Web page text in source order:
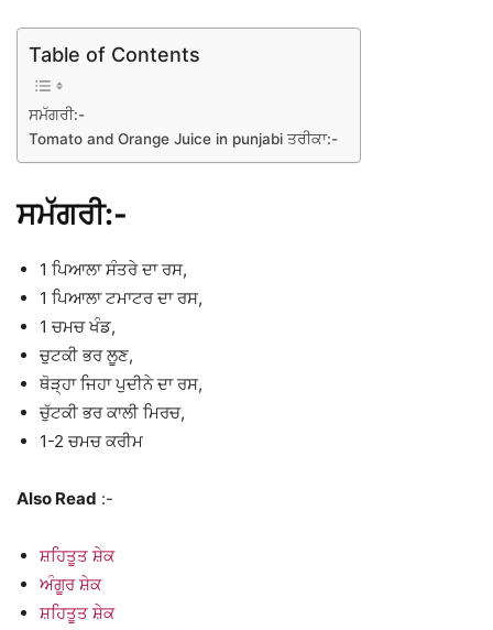
Table of Contents
ਸਮੱਗਰੀ:-
Tomato and Orange Juice in punjabi ਤਰੀਕਾ:-
ਸਮੱਗਰੀ:-
1 ਪਿਆਲਾ ਸੰਤਰੇ ਦਾ ਰਸ,
1 ਪਿਆਲਾ ਟਮਾਟਰ ਦਾ ਰਸ,
1 ਚਮਚ ਖੰਡ,
ਚੁਟਕੀ ਭਰ ਲੂਣ,
ਥੋੜ੍ਹਾ ਜਿਹਾ ਪੁਦੀਨੇ ਦਾ ਰਸ,
ਚੁੱਟਕੀ ਭਰ ਕਾਲੀ ਮਿਰਚ,
1-2 ਚਮਚ ਕਰੀਮ
Also Read :-
ਸ਼ਹਿਤੂਤ ਸ਼ੇਕ
ਅੰਗੂਰ ਸ਼ੇਕ
ਸ਼ਹਿਤੂਤ ਸ਼ੇਕ